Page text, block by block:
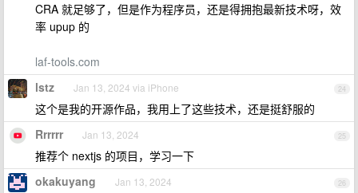
CRA 就足够了，但是作为程序员，还是得拥抱最新技术呀，效
率 upup 的
laf-tools.com
24
lstz Jan 13, 2024 via iPhone
这个是我的开源作品，我用上了这些技术，还是挺舒服的
25
Rrrrrr Jan 13, 2024
推荐个 nextjs 的项目，学习一下
26
okakuyang Jan 13, 2024